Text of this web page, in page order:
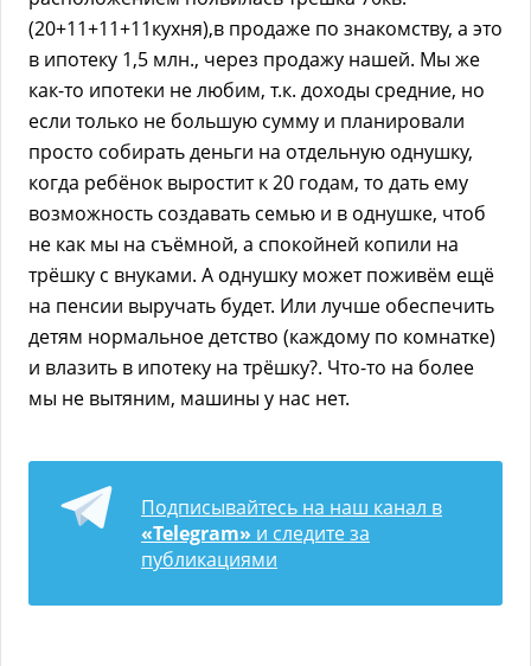
(20+11+11+11кухня),в продаже по знакомству, а это
в ипотеку 1,5 млн., через продажу нашей. Мы же
как-то ипотеки не любим, т.к. доходы средние, но
если только не большую сумму и планировали
просто собирать деньги на отдельную однушку,
когда ребёнок выростит к 20 годам, то дать ему
возможность создавать семью и в однушке, чтоб
не как мы на съёмной, а спокойней копили на
трёшку с внуками. А однушку может поживём ещё
на пенсии выручать будет. Или лучше обеспечить
детям нормальное детство (каждому по комнатке)
и влазить в ипотеку на трёшку?. Что-то на более
мы не вытяним, машины у нас нет.
Подписывайтесь на наш канал в
«Telegram» и следите за
публикациями